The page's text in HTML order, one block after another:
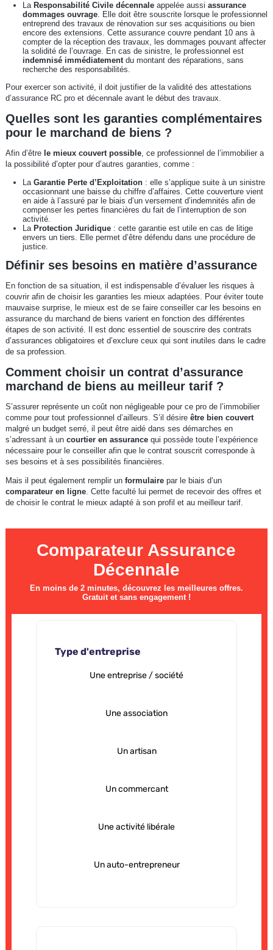
La Responsabilité Civile décennale appelée aussi assurance
dommages ouvrage. Elle doit être souscrite lorsque le professionnel
entreprend des travaux de rénovation sur ses acquisitions ou bien
encore des extensions. Cette assurance couvre pendant 10 ans à
compter de la réception des travaux, les dommages pouvant affecter
la solidité de l’ouvrage. En cas de sinistre, le professionnel est
indemnisé immédiatementdu montant des réparations, sans
recherche des responsabilités.
Pour exercer son activité, il doit justifier de la validité des attestations
d’assurance RC pro et décennale avant le début des travaux.
Quelles sont les garanties complémentaires
pour le marchand de biens ?
Afin d’être le mieux couvert possible, ce professionnel de l’immobilier a
la possibilité d’opter pour d’autres garanties, comme :
La Garantie Perte d’Exploitation: elle s’applique suite à un sinistre
occasionnant une baisse du chiffre d’affaires. Cette couverture vient
en aide à l’assuré par le biais d’un versement d’indemnités afin de
compenser les pertes financières du fait de l’interruption de son
activité.
La Protection Juridique: cette garantie est utile en cas de litige
envers un tiers. Elle permet d’être défendu dans une procédure de
justice.
Définir ses besoins en matière d’assurance
En fonction de sa situation, il est indispensable d’évaluer les risques à
couvrir afin de choisir les garanties les mieux adaptées. Pour éviter toute
mauvaise surprise, le mieux est de se faire conseiller car les besoins en
assurance du marchand de biens varient en fonction des différentes
étapes de son activité. Il est donc essentiel de souscrire des contrats
d’assurances obligatoires et d’exclure ceux qui sont inutiles dans le cadre
de sa profession.
Comment choisir un contrat d’assurance
marchand de biens au meilleur tarif ?
S’assurer représente un coût non négligeable pour ce pro de l’immobilier
comme pour tout professionnel d’ailleurs. S’il désire être bien couvert
malgré un budget serré, il peut être aidé dans ses démarches en
s’adressant à un courtier en assurancequi possède toute l’expérience
nécessaire pour le conseiller afin que le contrat souscrit corresponde à
ses besoins et à ses possibilités financières.
Mais il peut également remplir un formulairepar le biais d’un
comparateur en ligne. Cette faculté lui permet de recevoir des offres et
de choisir le contrat le mieux adapté à son profil et au meilleur tarif.
Comparateur Assurance
Décennale
En moins de 2 minutes, découvrez les meilleures offres.
Gratuit et sans engagement !